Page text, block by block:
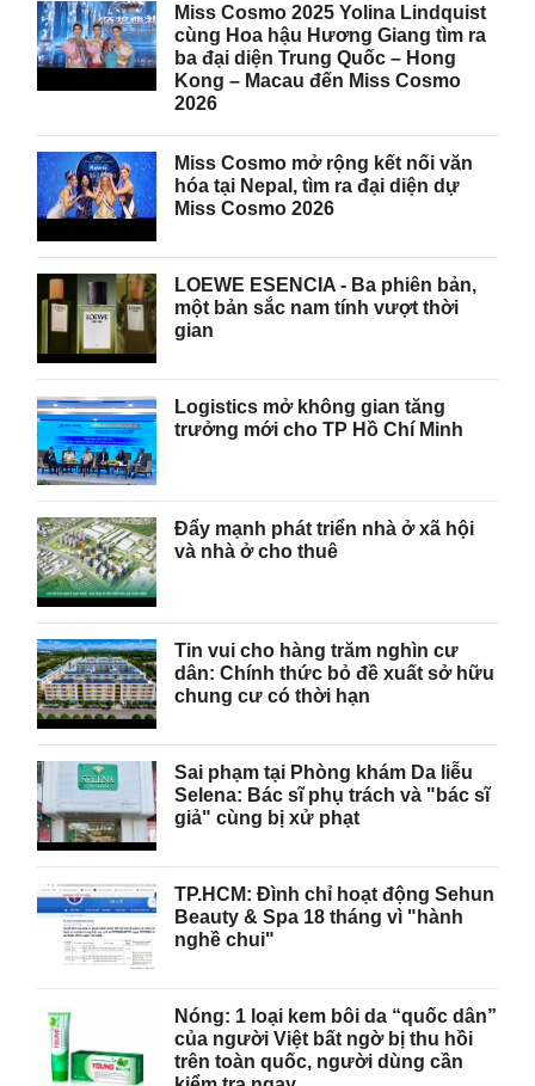
Miss Cosmo 2025 Yolina Lindquist
cùng Hoa hậu Hương Giang tìm ra
ba đại diện Trung Quốc – Hong
Kong – Macau đến Miss Cosmo
2026
Miss Cosmo mở rộng kết nối văn
hóa tại Nepal, tìm ra đại diện dự
Miss Cosmo 2026
LOEWE ESENCIA - Ba phiên bản,
một bản sắc nam tính vượt thời
gian
Logistics mở không gian tăng
trưởng mới cho TP Hồ Chí Minh
Đẩy mạnh phát triển nhà ở xã hội
và nhà ở cho thuê
Tin vui cho hàng trăm nghìn cư
dân: Chính thức bỏ đề xuất sở hữu
chung cư có thời hạn
Sai phạm tại Phòng khám Da liễu
Selena: Bác sĩ phụ trách và "bác sĩ
giả" cùng bị xử phạt
TP.HCM: Đình chỉ hoạt động Sehun
Beauty & Spa 18 tháng vì "hành
nghề chui"
Nóng: 1 loại kem bôi da “quốc dân”
của người Việt bất ngờ bị thu hồi
trên toàn quốc, người dùng cần